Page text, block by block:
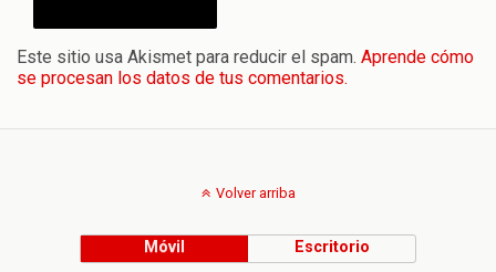
Este sitio usa Akismet para reducir el spam. Aprende cómo
se procesan los datos de tus comentarios.
Volver arriba
Móvil Escritorio